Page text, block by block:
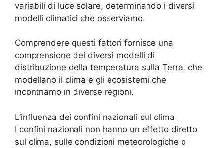
variabili di luce solare, determinando i diversi
modelli climatici che osserviamo.
Comprendere questi fattori fornisce una
comprensione dei diversi modelli di
distribuzione della temperatura sulla Terra, che
modellano il clima e gli ecosistemi che
incontriamo in diverse regioni.
L’influenza dei confini nazionali sul clima
I confini nazionali non hanno un effetto diretto
sul clima, sulle condizioni meteorologiche o